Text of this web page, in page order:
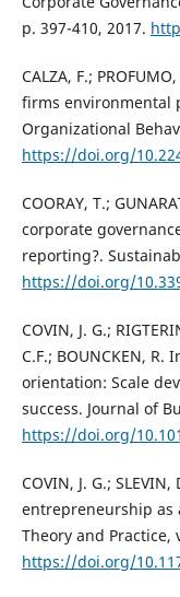
p. 397-410, 2017.
CALZA, F.;
firms environmental
Organizational
https://doi.org/
COORAY, T.;
corporate
reporting?.
https://doi.org/
COVIN, J. G.;
C.F.; BOUNCKEN,
orientation: Scale
success. Journal of
https://doi.org/
COVIN, J. G.;
entrepreneurship as
Theory and Practice,
https://doi.org/